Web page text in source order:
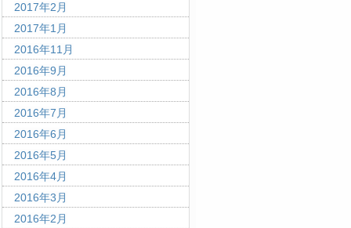
2017年2月
2017年1月
2016年11月
2016年9月
2016年8月
2016年7月
2016年6月
2016年5月
2016年4月
2016年3月
2016年2月